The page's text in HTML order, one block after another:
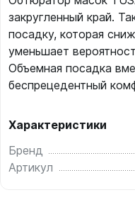
закругленный край.
посадку, которая
уменьшает
Объемная посадка
беспрецедентный
Характеристики
Бренд
Артикул